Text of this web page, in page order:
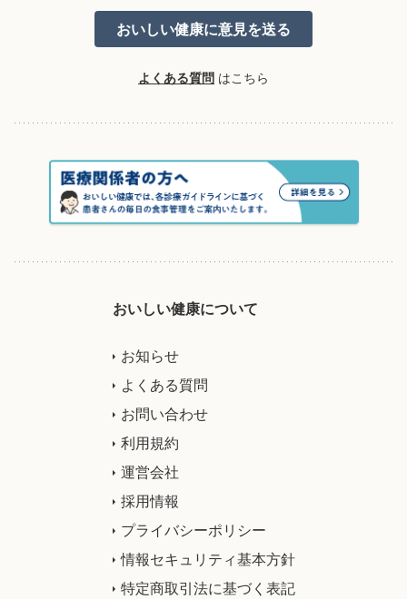
よくある質問 はこちら
おいしい健康について
お知らせ
よくある質問
お問い合わせ
利用規約
運営会社
採用情報
プライバシーポリシー
情報セキュリティ基本方針
特定商取引法に基づく表記